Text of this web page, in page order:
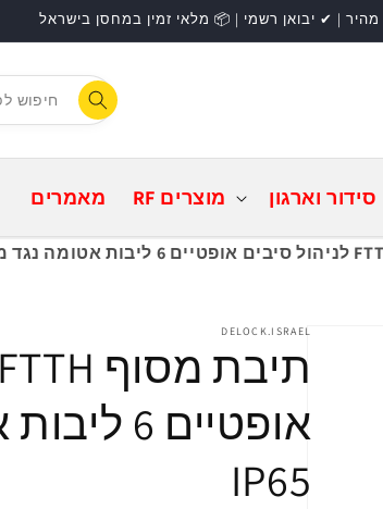
| ✔ יבואן רשמי | 📦 מלאי זמין במחסן בישראל
סידור וארגון מוצרים RF מאמרים
התחברות
DELOCK.ISRAEL
אופטיים
IP65